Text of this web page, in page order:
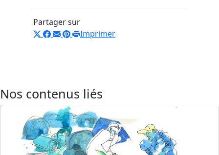
Partager sur
Imprimer
Nos contenus liés